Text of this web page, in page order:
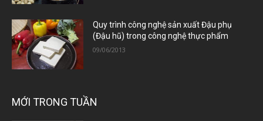
Quy trình công nghệ sản xuất Đậu phụ
(Đậu hũ) trong công nghệ thực phẩm
09/06/2013
MỚI TRONG TUẦN